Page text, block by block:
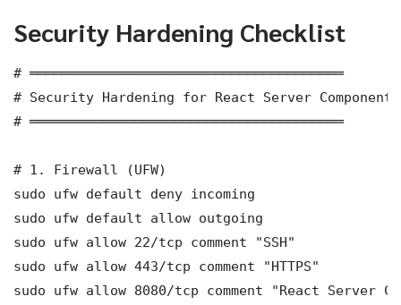
Security Hardening Checklist
# ═══════════════════════════════════════
# Security Hardening for React Server
# ═══════════════════════════════════════
# 1. Firewall (UFW)
sudo ufw default deny incoming
sudo ufw default allow outgoing
sudo ufw allow 22/tcp comment "SSH"
sudo ufw allow 443/tcp comment "HTTPS"
sudo ufw allow 8080/tcp comment "React Server